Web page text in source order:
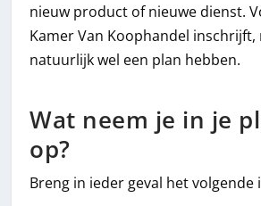
nieuw product of nieuwe dienst.
Kamer Van Koophandel inschrijft,
natuurlijk wel een plan hebben.
Wat neem je in je
op?
Breng in ieder geval het volgende